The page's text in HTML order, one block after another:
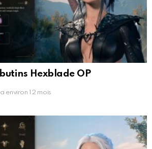
Hexblade OP
a environ 12 mois